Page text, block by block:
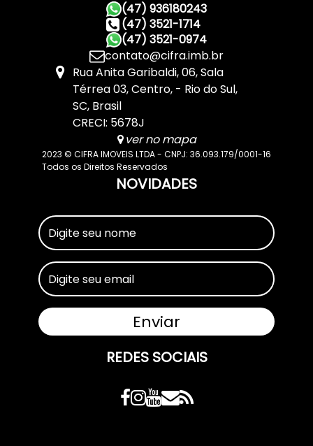
(47) 936180243
(47) 3521-1714
(47) 3521-0974
contato@cifra.imb.br
Rua Anita Garibaldi,06,Sala
Térrea 03,Centro, Rio do Sul,
SC, Brasil
CRECI: 5678J
ver no mapa
2023 © CIFRA IMOVEIS LTDA - CNPJ: 36.093.179/0001-16
Todos os Direitos Reservados
NOVIDADES
REDES SOCIAIS